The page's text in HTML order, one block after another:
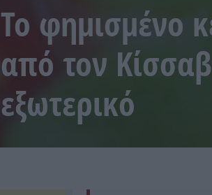
Το φημισμένο
από τον
εξωτερικό